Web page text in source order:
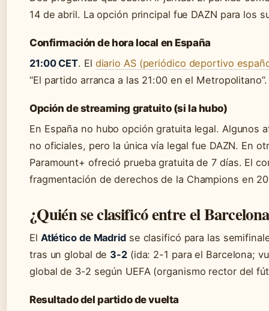
14 de abril. La opción principal fue DAZN para los
Confirmación de hora local en España
21:00 CET. El diario AS (periódico deportivo
“El partido arranca a las 21:00 en el Metropolitano”.
Opción de streaming gratuito (si la hubo)
En España no hubo opción gratuita legal. Algunos
no oficiales, pero la única vía legal fue DAZN. En
Paramount+ ofreció prueba gratuita de 7 días. El
fragmentación de derechos de la Champions en
¿Quién se clasificó entre el
El Atlético de Madridse clasificó para las
tras un global de 3-2(ida: 2-1 para el Barcelona;
global de 3-2 según UEFA (organismo rector del
Resultado del partido de vuelta